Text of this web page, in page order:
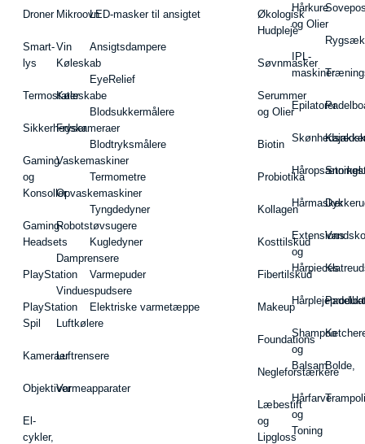
Droner
Smart-
lys
Termostater
Sikkerhedskameraer
Gaming
og
Konsoller
Gaming-
Headsets
PlayStation
PlayStation
Spil
Kameraer
Objektiver
El-
cykler,
Mikroovn
Vin
Køleskab
Køleskabe
Fryser
Vaskemaskiner
Opvaskemaskiner
Robotstøvsugere
Damprensere
Vinduespudsere
Luftkølere
Luftrensere
Varmeapparater
LED-masker til ansigtet
Ansigtsdampere
EyeRelief
Blodsukkermålere
Blodtryksmålere
Termometre
Tyngdedyner
Kugledyner
Varmepuder
Elektriske varmetæppe
Økologisk
Hudpleje
Søvnmasker
Serummer
og Olier
Biotin
Probiotika
Kollagen
Kosttilskud
Fibertilskud
Makeup
Foundations
Negleforstærkere
Læbestift
og
Lipgloss
Hårkure
og Olier
IPL-
maskiner
Epilatorer
Hårmasker
Extensions
og
Hårpieces
Shampoo
og
Balsam
Hårfarve
og
Toning
Vandsko
Bolde,